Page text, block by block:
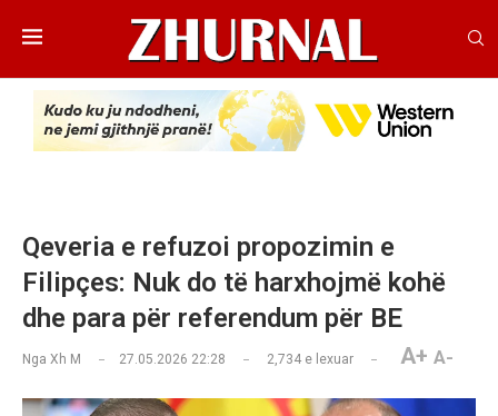
Qeveria e refuzoi propozimin e
Filipçes: Nuk do të harxhojmë kohë
dhe para për referendum për BE
Nga Xh M 27.05.2026 22:28 2,734 e lexuar A+ A-